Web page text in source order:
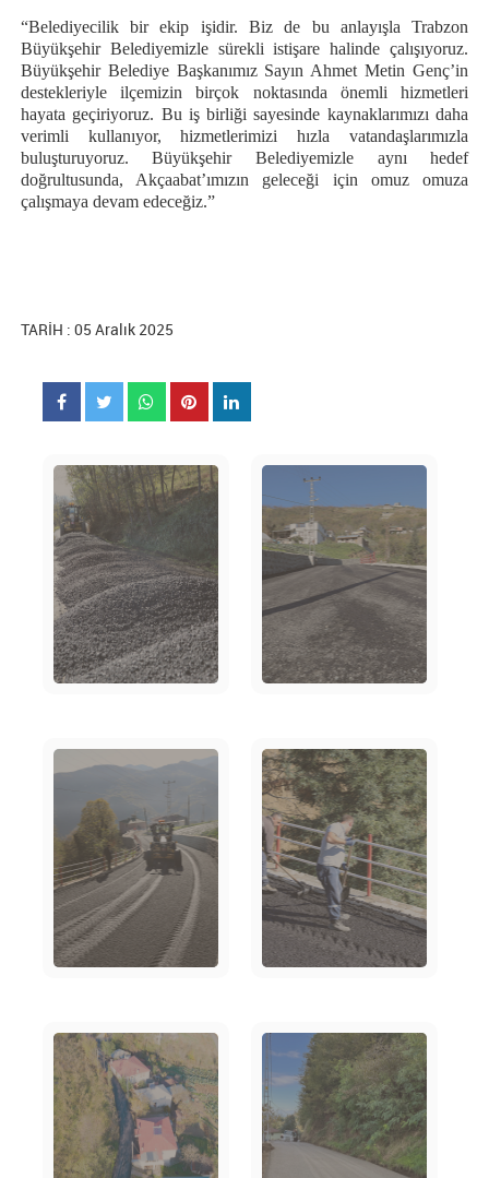
“Belediyecilik bir ekip işidir. Biz de bu anlayışla Trabzon
Büyükşehir Belediyemizle sürekli istişare halinde çalışıyoruz.
Büyükşehir Belediye Başkanımız Sayın Ahmet Metin Genç’in
destekleriyle ilçemizin birçok noktasında önemli hizmetleri
hayata geçiriyoruz. Bu iş birliği sayesinde kaynaklarımızı daha
verimli kullanıyor, hizmetlerimizi hızla vatandaşlarımızla
buluşturuyoruz. Büyükşehir Belediyemizle aynı hedef
doğrultusunda, Akçaabat’ımızın geleceği için omuz omuza
çalışmaya devam edeceğiz.”
TARİH : 05 Aralık 2025